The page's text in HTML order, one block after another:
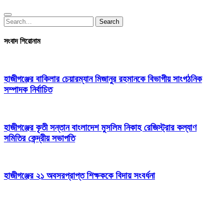
Search
for:
Search
সংবাদ শিরোনাম
হাজীগঞ্জের বাকিলার চেয়ারম্যান মিজানুর রহমানকে বিভাগীয় সাংগঠনিক
সম্পাদক নির্বাচিত
হাজীগঞ্জের কৃতী সন্তান বাংলাদেশ মুসলিম নিকাহ রেজিস্ট্রার কল্যাণ
সমিতির কেন্দ্রীয় সভাপতি
হাজীগঞ্জের ২১ অবসরপ্রাপ্ত শিক্ষককে বিদায় সংবর্ধনা